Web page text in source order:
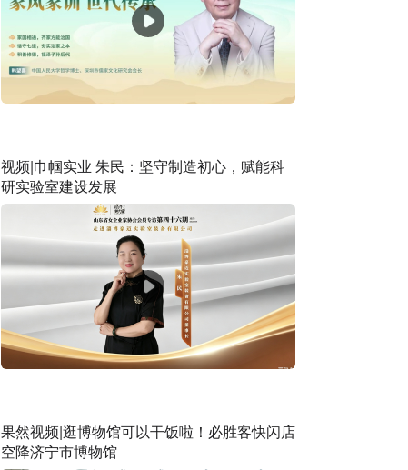
视频|巾帼实业 朱民：坚守制造初心，赋能科
研实验室建设发展
果然视频|逛博物馆可以干饭啦！必胜客快闪店
空降济宁市博物馆